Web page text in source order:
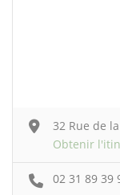
32 Rue de
Obtenir
02 31 89 39